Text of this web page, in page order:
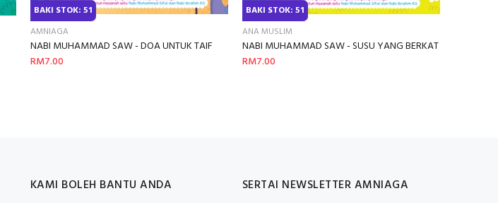
BAKI STOK: 51
AMNIAGA
NABI MUHAMMAD SAW - DOA UNTUK TAIF
RM7.00
BAKI STOK: 51
ANA MUSLIM
NABI MUHAMMAD SAW - SUSU YANG BERKAT
RM7.00
KAMI BOLEH BANTU ANDA SERTAI NEWSLETTER AMNIAGA